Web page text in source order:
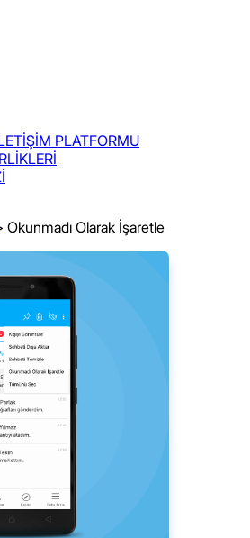
PLATFORMU
Okunmadı Olarak İşaretle